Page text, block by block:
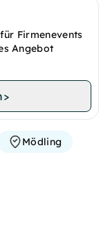
Firmenevents
Angebot
>
Mödling